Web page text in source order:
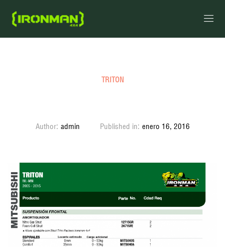
TRITON
Author: admin Published in: enero 16, 2016